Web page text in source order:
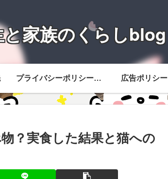
家族のくらしblog
プライバシーポリシー・免責事項 広告ポリシー
？実食した結果と猫への